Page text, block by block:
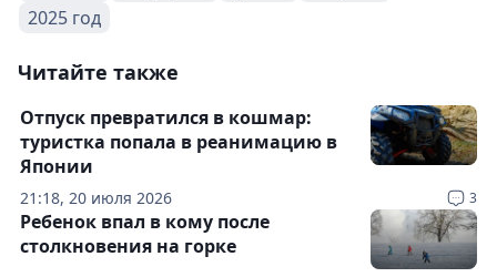
2025 год
Читайте также
21:18, 20 июля 2026 3
Отпуск превратился в кошмар:
туристка попала в реанимацию в
Японии
Ребенок впал в кому после
столкновения на горке